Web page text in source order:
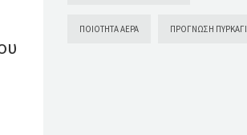
ΠΟΙΌΤΗΤΑ ΑΈΡΑ ΠΡΌΓΝΩΣΗ